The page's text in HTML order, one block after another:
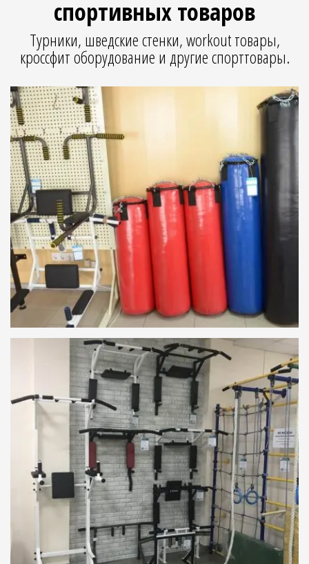
спортивных товаров
Турники, шведские стенки, workout товары,
кроссфит оборудование и другие спорттовары.